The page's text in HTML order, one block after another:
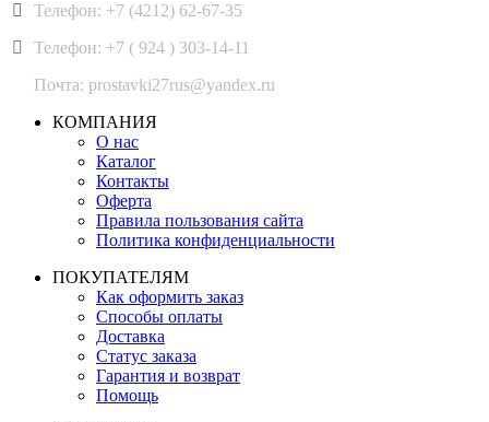
Телефон: +7 (4212) 62-67-35
Телефон: +7 ( 924 ) 303-14-11
Почта: prostavki27rus@yandex.ru
КОМПАНИЯ
О нас
Каталог
Контакты
Оферта
Правила пользования сайта
Политика конфиденциальности
ПОКУПАТЕЛЯМ
Как оформить заказ
Способы оплаты
Доставка
Статус заказа
Гарантия и возврат
Помощь